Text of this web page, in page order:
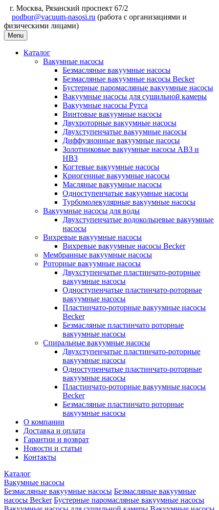
г. Москва, Рязанский проспект 67/2
podbor@vacuum-nasosi.ru (работа с организациями и
физическими лицами)
Menu
Каталог
Вакумные насосы
Безмасляные вакуумные насосы
Безмасляные вакуумные насосы Becker
Бустерные паромасляные вакуумные насосы
Вакуумные насосы для сушильной камеры
Вакуумные насосы Рутса
Винтовые вакуумные насосы
Двухроторные вакуумные насосы
Двухступенчатые вакуумные насосы
Диффузионные вакуумные насосы
Золотниковые вакуумные насосы АВЗ и
НВЗ
Когтевые вакуумные насосы
Криогенные вакуумные насосы
Масляные вакуумные насосы
Одноступенчатые вакуумные насосы
Турбомолекулярные вакуумные насосы
Вакуумные насосы для воды
Двухступенчатые водокольцевые вакуумные
насосы
Вихревые вакуумные насосы
Вихревые вакуумные насосы Becker
Мембранные вакуумные насосы
Роторные вакуумные насосы
Двухступенчатые пластинчато-роторные
вакуумные насосы
Одноступенчатые пластинчато-роторные
вакуумные насосы
Пластинчато-роторные вакуумные насосы
Becker
Безмасляные пластинчато роторные
вакуумные насосы
Спиральные вакуумные насосы
Двухступенчатые пластинчато-роторные
вакуумные насосы
Одноступенчатые пластинчато-роторные
вакуумные насосы
Пластинчато-роторные вакуумные насосы
Becker
Безмасляные пластинчато роторные
вакуумные насосы
О компании
Доставка и оплата
Гарантии и возврат
Новости и статьи
Контакты
Каталог
Вакумные насосы
Безмасляные вакуумные насосы Безмасляные вакуумные
насосы Becker Бустерные паромасляные вакуумные насосы